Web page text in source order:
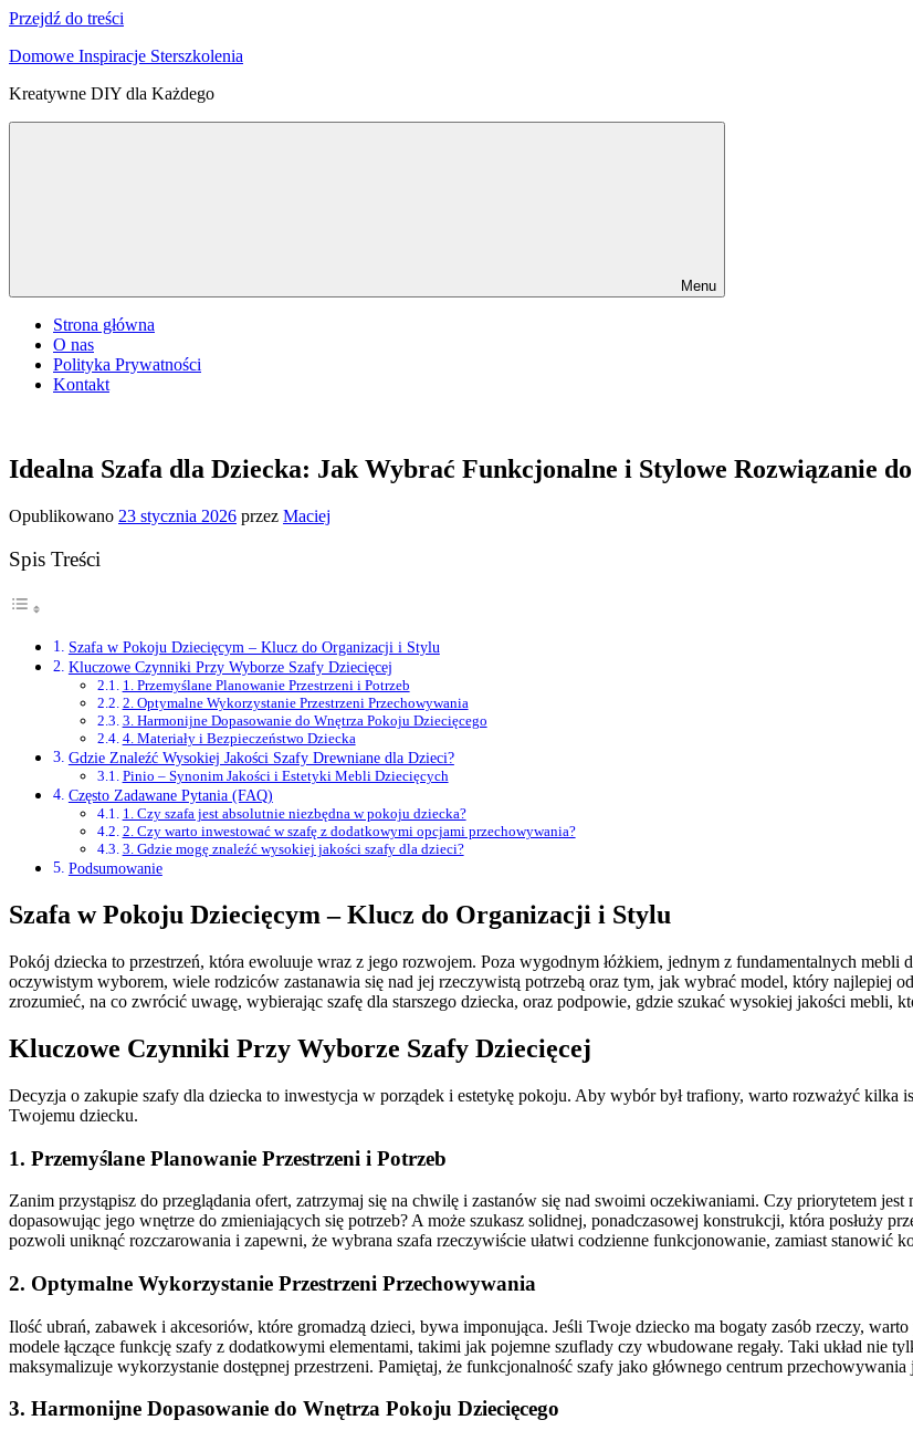
Przejdź do treści
Domowe Inspiracje Sterszkolenia
Kreatywne DIY dla Każdego
Menu
Strona główna
O nas
Polityka Prywatności
Kontakt
Idealna Szafa dla Dziecka: Jak Wybrać Funkcjonalne i Stylowe Rozwiązanie
Opublikowano 23 stycznia 2026 przez Maciej
Spis Treści
Szafa w Pokoju Dziecięcym – Klucz do Organizacji i Stylu
Kluczowe Czynniki Przy Wyborze Szafy Dziecięcej
1. Przemyślane Planowanie Przestrzeni i Potrzeb
2. Optymalne Wykorzystanie Przestrzeni Przechowywania
3. Harmonijne Dopasowanie do Wnętrza Pokoju Dziecięcego
4. Materiały i Bezpieczeństwo Dziecka
Gdzie Znaleźć Wysokiej Jakości Szafy Drewniane dla Dzieci?
Pinio – Synonim Jakości i Estetyki Mebli Dziecięcych
Często Zadawane Pytania (FAQ)
1. Czy szafa jest absolutnie niezbędna w pokoju dziecka?
2. Czy warto inwestować w szafę z dodatkowymi opcjami przechowywania?
3. Gdzie mogę znaleźć wysokiej jakości szafy dla dzieci?
Podsumowanie
Szafa w Pokoju Dziecięcym – Klucz do Organizacji i Stylu
Pokój dziecka to przestrzeń, która ewoluuje wraz z jego rozwojem. Poza wygodnym łóżkiem, jednym z fundamentalnych
oczywistym wyborem, wiele rodziców zastanawia się nad jej rzeczywistą potrzebą oraz tym, jak wybrać model, który najlepiej
zrozumieć, na co zwrócić uwagę, wybierając szafę dla starszego dziecka, oraz podpowie, gdzie szukać wysokiej jakości mebli,
Kluczowe Czynniki Przy Wyborze Szafy Dziecięcej
Decyzja o zakupie szafy dla dziecka to inwestycja w porządek i estetykę pokoju. Aby wybór był trafiony, warto rozważyć
Twojemu dziecku.
1. Przemyślane Planowanie Przestrzeni i Potrzeb
Zanim przystąpisz do przeglądania ofert, zatrzymaj się na chwilę i zastanów się nad swoimi oczekiwaniami. Czy priorytetem
dopasowując jego wnętrze do zmieniających się potrzeb? A może szukasz solidnej, ponadczasowej konstrukcji, która posłuży
pozwoli uniknąć rozczarowania i zapewni, że wybrana szafa rzeczywiście ułatwi codzienne funkcjonowanie, zamiast stanowić
2. Optymalne Wykorzystanie Przestrzeni Przechowywania
Ilość ubrań, zabawek i akcesoriów, które gromadzą dzieci, bywa imponująca. Jeśli Twoje dziecko ma bogaty zasób rzeczy,
modele łączące funkcję szafy z dodatkowymi elementami, takimi jak pojemne szuflady czy wbudowane regały. Taki układ nie
maksymalizuje wykorzystanie dostępnej przestrzeni. Pamiętaj, że funkcjonalność szafy jako głównego centrum
3. Harmonijne Dopasowanie do Wnętrza Pokoju Dziecięcego